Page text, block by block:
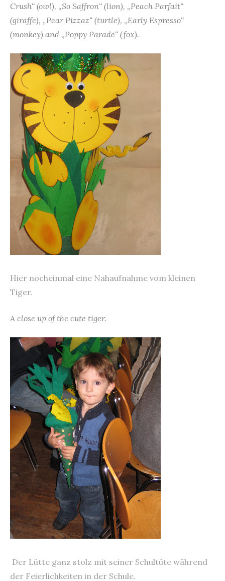
Crush“ (owl), „So Saffron“ (lion), „Peach Parfait“
(giraffe), „Pear Pizzaz“ (turtle), „Early Espresso“
(monkey) and „Poppy Parade“ (fox).
Hier nocheinmal eine Nahaufnahme vom kleinen
Tiger.
A close up of the cute tiger.
Der Lütte ganz stolz mit seiner Schultüte während
der Feierlichkeiten in der Schule.